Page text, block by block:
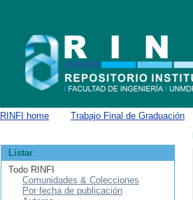
RINFI home Trabajo Final de Graduación
Listar
Todo RINFI
Comunidades & Colecciones
Por fecha de publicación